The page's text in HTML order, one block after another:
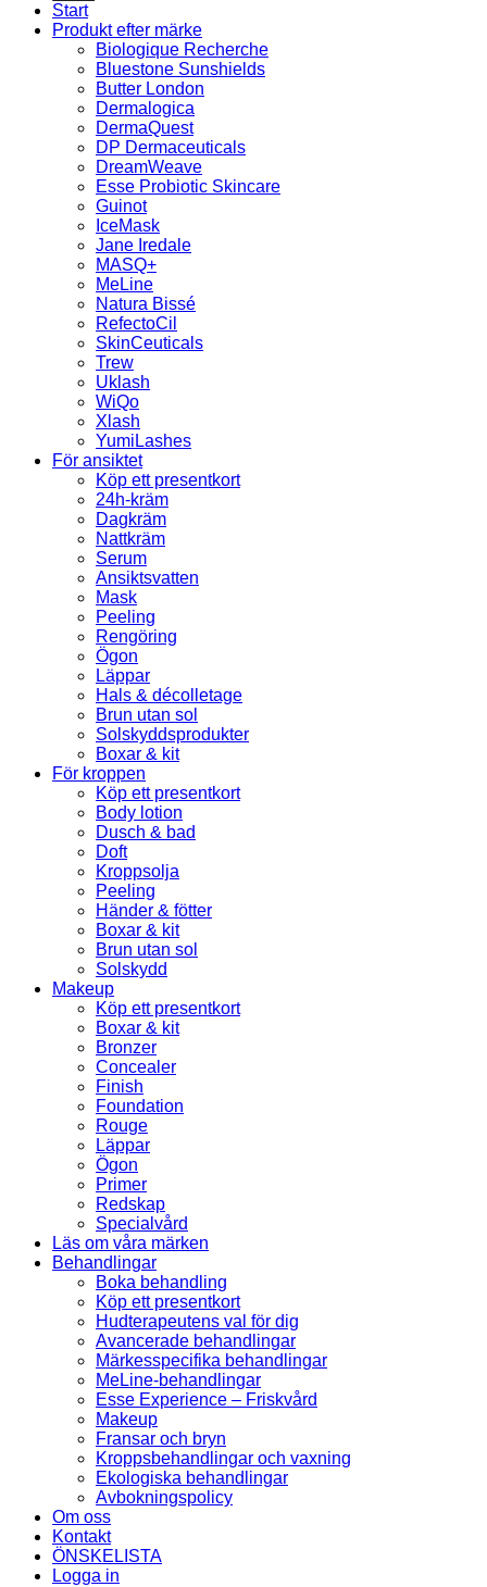
Start
Produkt efter märke
Biologique Recherche
Bluestone Sunshields
Butter London
Dermalogica
DermaQuest
DP Dermaceuticals
DreamWeave
Esse Probiotic Skincare
Guinot
IceMask
Jane Iredale
MASQ+
MeLine
Natura Bissé
RefectoCil
SkinCeuticals
Trew
Uklash
WiQo
Xlash
YumiLashes
För ansiktet
Köp ett presentkort
24h-kräm
Dagkräm
Nattkräm
Serum
Ansiktsvatten
Mask
Peeling
Rengöring
Ögon
Läppar
Hals & décolletage
Brun utan sol
Solskyddsprodukter
Boxar & kit
För kroppen
Köp ett presentkort
Body lotion
Dusch & bad
Doft
Kroppsolja
Peeling
Händer & fötter
Boxar & kit
Brun utan sol
Solskydd
Makeup
Köp ett presentkort
Boxar & kit
Bronzer
Concealer
Finish
Foundation
Rouge
Läppar
Ögon
Primer
Redskap
Specialvård
Läs om våra märken
Behandlingar
Boka behandling
Köp ett presentkort
Hudterapeutens val för dig
Avancerade behandlingar
Märkesspecifika behandlingar
MeLine-behandlingar
Esse Experience – Friskvård
Makeup
Fransar och bryn
Kroppsbehandlingar och vaxning
Ekologiska behandlingar
Avbokningspolicy
Om oss
Kontakt
ÖNSKELISTA
Logga in